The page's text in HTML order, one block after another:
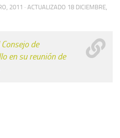
2011 · ACTUALIZADO 18 DICIEMBRE,
de
en su reunión de